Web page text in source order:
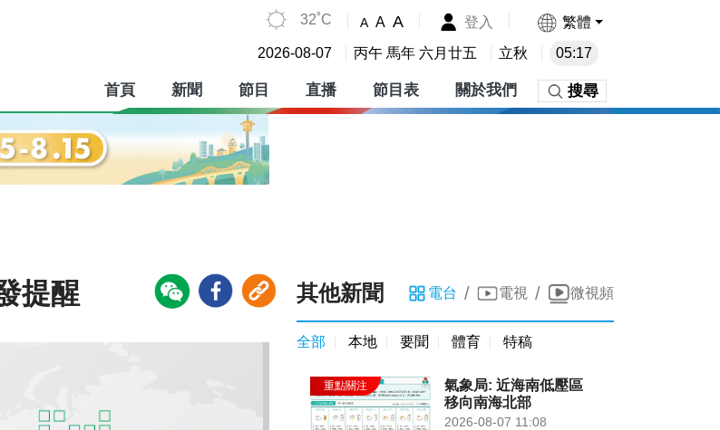
32˚C A A A 登入 繁體
2026-08-07 丙午 馬年 六月廿五 立秋 05:17
首頁 新聞 節目 直播 節目表 關於我們 搜尋
提醒 其他新聞 電台 / 電視 / 微視頻
全部 本地 要聞 體育 特稿
氣象局: 近海南低壓區
移向南海北部
2026-08-07 11:08